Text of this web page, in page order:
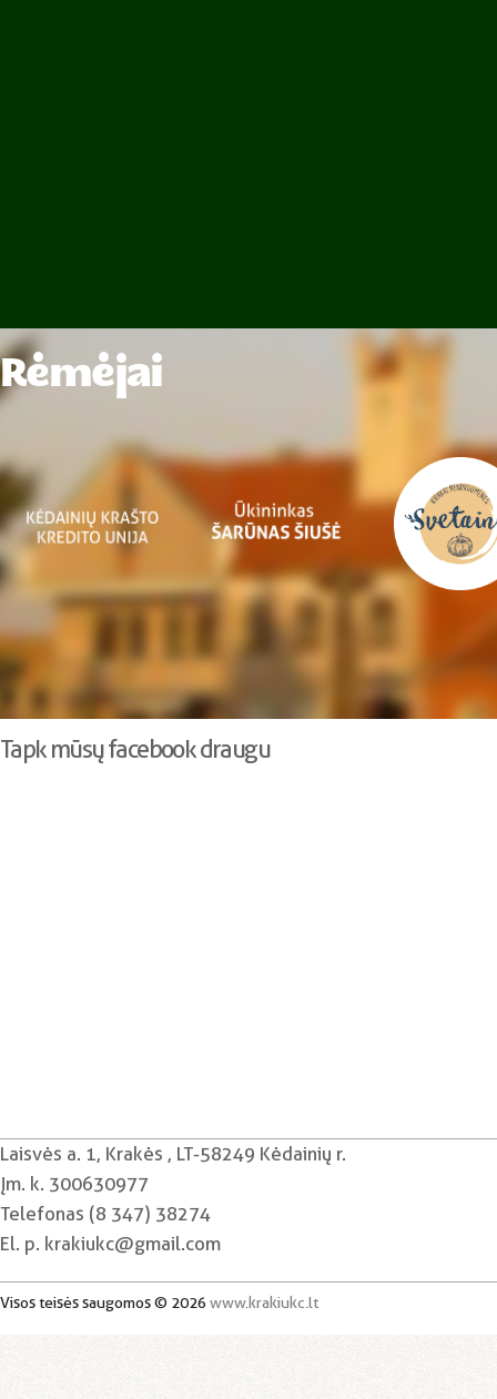
Rėmėjai
Tapk mūsų facebook draugu
Laisvės a. 1, Krakės , LT-58249 Kėdainių r.
Įm. k. 300630977
Telefonas (8 347) 38274
El. p. krakiukc@gmail.com
Visos teisės saugomos © 2026 www.krakiukc.lt